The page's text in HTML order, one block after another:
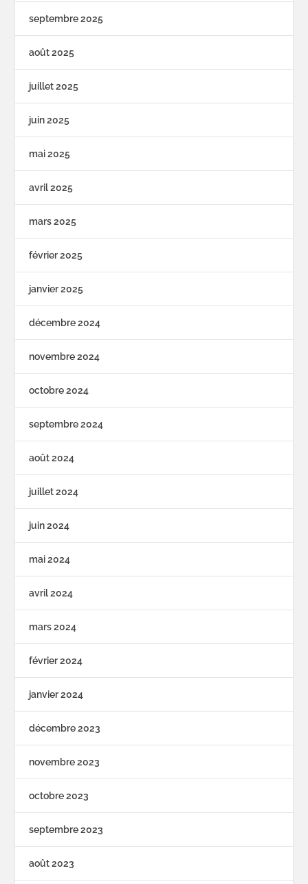
septembre 2025
août 2025
juillet 2025
juin 2025
mai 2025
avril 2025
mars 2025
février 2025
janvier 2025
décembre 2024
novembre 2024
octobre 2024
septembre 2024
août 2024
juillet 2024
juin 2024
mai 2024
avril 2024
mars 2024
février 2024
janvier 2024
décembre 2023
novembre 2023
octobre 2023
septembre 2023
août 2023